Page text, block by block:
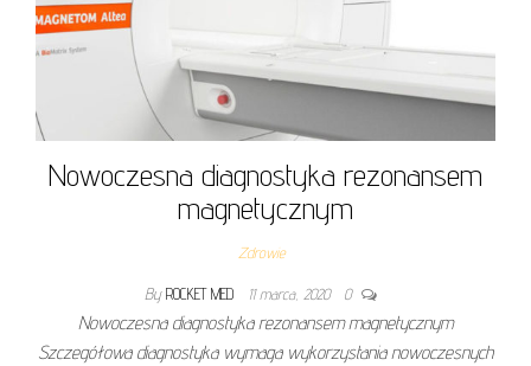
Nowoczesna diagnostyka rezonansem
magnetycznym
Zdrowie
By ROCKET MED 11 marca, 2020 0
Nowoczesna diagnostyka rezonansem magnetycznym
Szczegółowa diagnostyka wymaga wykorzystania nowoczesnych